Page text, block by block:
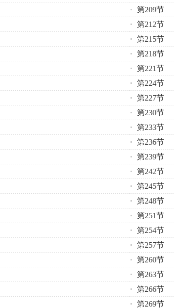
第209节
第212节
第215节
第218节
第221节
第224节
第227节
第230节
第233节
第236节
第239节
第242节
第245节
第248节
第251节
第254节
第257节
第260节
第263节
第266节
第269节